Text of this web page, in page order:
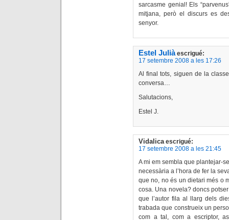
sarcasme genial! Els
mitjana, però el discurs es
senyor.
Estel Julià escrigué:
17 setembre 2008 a les 17:26
Al final tots, siguen de la
conversa…
Salutacions,
Estel J.
Vidalica escrigué:
17 setembre 2008 a les 21:45
A mi em sembla que plantejar-
necessària a l’hora de fer la
que no, no és un dietari més o
cosa. Una novela? doncs
que l’autor fila al llarg dels
trabada que construeix un
com a tal, com a escriptor,